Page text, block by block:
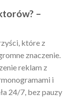
–
które z
znaczenie.
reklam z
i
24/7, bez pauzy